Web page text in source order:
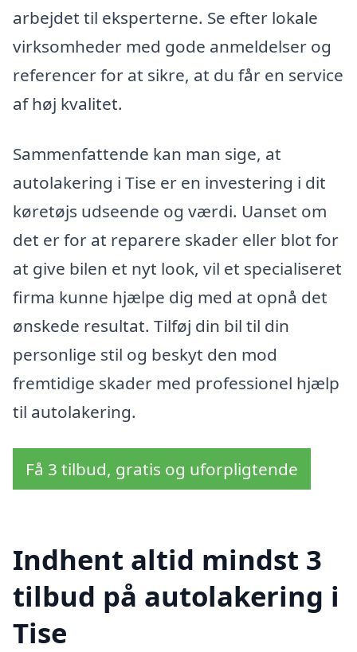
arbejdet til eksperterne. Se efter lokale
virksomheder med gode anmeldelser og
referencer for at sikre, at du får en service
af høj kvalitet.
Sammenfattende kan man sige, at
autolakering i Tise er en investering i dit
køretøjs udseende og værdi. Uanset om
det er for at reparere skader eller blot for
at give bilen et nyt look, vil et specialiseret
firma kunne hjælpe dig med at opnå det
ønskede resultat. Tilføj din bil til din
personlige stil og beskyt den mod
fremtidige skader med professionel hjælp
til autolakering.
Få 3 tilbud, gratis og uforpligtende
Indhent altid mindst 3
tilbud på autolakering i
Tise